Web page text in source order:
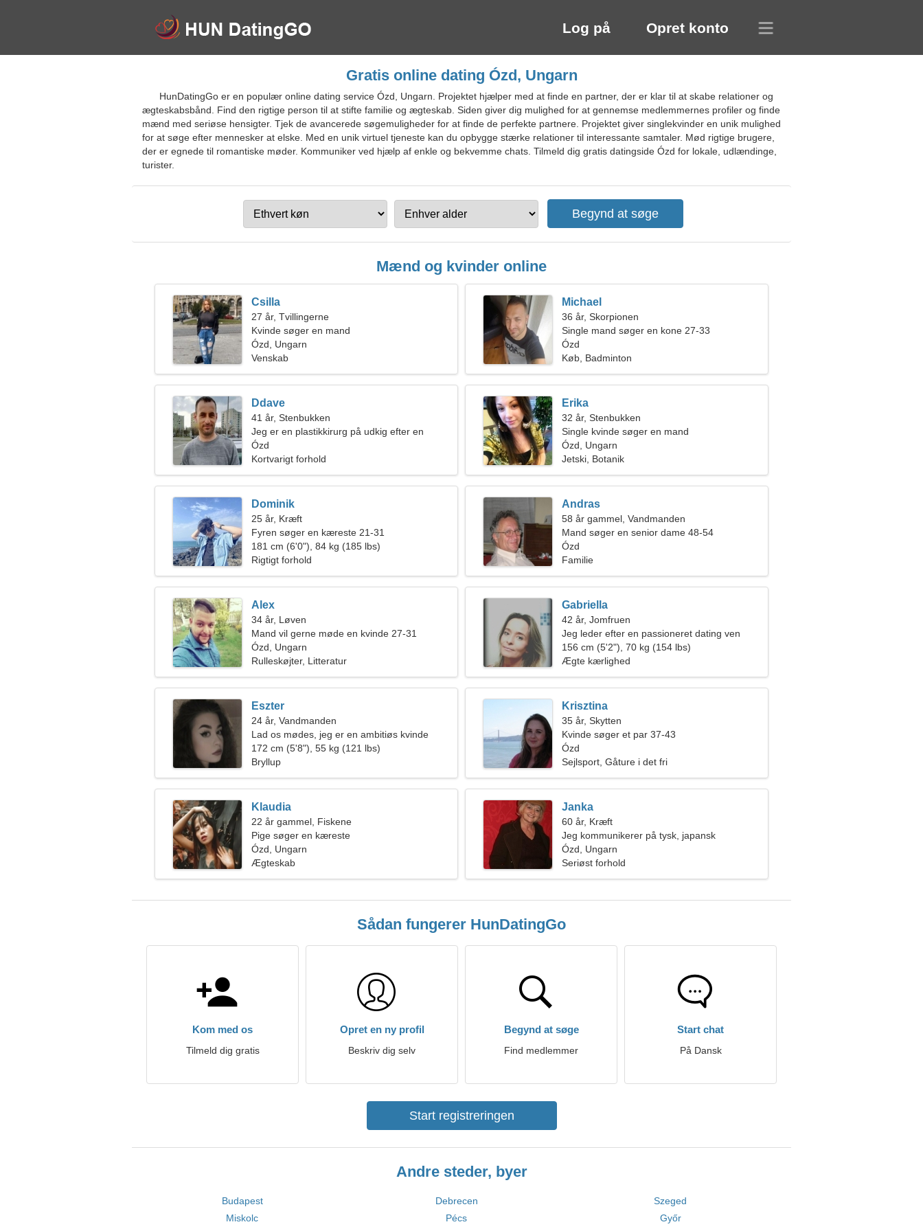
Log på Opret konto
Gratis online dating Ózd, Ungarn
HunDatingGo er en populær online dating service Ózd, Ungarn. Projektet hjælper med at finde en partner, der er klar til at skabe relationer og
ægteskabsbånd. Find den rigtige person til at stifte familie og ægteskab. Siden giver dig mulighed for at gennemse medlemmernes profiler og finde
mænd med seriøse hensigter. Tjek de avancerede søgemuligheder for at finde de perfekte partnere. Projektet giver singlekvinder en unik mulighed
for at søge efter mennesker at elske. Med en unik virtuel tjeneste kan du opbygge stærke relationer til interessante samtaler. Mød rigtige brugere,
der er egnede til romantiske møder. Kommuniker ved hjælp af enkle og bekvemme chats. Tilmeld dig gratis datingside Ózd for lokale, udlændinge,
turister.
Mænd og kvinder online
Csilla
27 år, Tvillingerne
Kvinde søger en mand
Ózd, Ungarn
Venskab
Michael
36 år, Skorpionen
Single mand søger en kone 27-33
Ózd
Køb, Badminton
Ddave
41 år, Stenbukken
Jeg er en plastikkirurg på udkig efter en
drømmende kvinde
Ózd
Kortvarigt forhold
Erika
32 år, Stenbukken
Single kvinde søger en mand
Ózd, Ungarn
Jetski, Botanik
Dominik
25 år, Kræft
Fyren søger en kæreste 21-31
181 cm (6'0"), 84 kg (185 lbs)
Rigtigt forhold
Andras
58 år gammel, Vandmanden
Mand søger en senior dame 48-54
Ózd
Familie
Alex
34 år, Løven
Mand vil gerne møde en kvinde 27-31
Ózd, Ungarn
Rulleskøjter, Litteratur
Gabriella
42 år, Jomfruen
Jeg leder efter en passioneret dating ven
156 cm (5'2"), 70 kg (154 lbs)
Ægte kærlighed
Eszter
24 år, Vandmanden
Lad os mødes, jeg er en ambitiøs kvinde
172 cm (5'8"), 55 kg (121 lbs)
Bryllup
Krisztina
35 år, Skytten
Kvinde søger et par 37-43
Ózd
Sejlsport, Gåture i det fri
Klaudia
22 år gammel, Fiskene
Pige søger en kæreste
Ózd, Ungarn
Ægteskab
Janka
60 år, Kræft
Jeg kommunikerer på tysk, japansk
Ózd, Ungarn
Seriøst forhold
Sådan fungerer HunDatingGo
Kom med os
Tilmeld dig gratis
Opret en ny profil
Beskriv dig selv
Begynd at søge
Find medlemmer
Start chat
På Dansk
Start registreringen
Andre steder, byer
Budapest Debrecen
Szeged
Miskolc
Pécs
Győr